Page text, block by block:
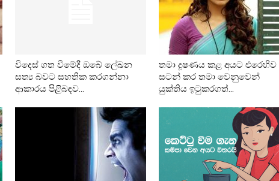
විදෙස් ගත වීමේදී ඔබේ ලේඛන
සත්‍ය බවට සහතික කරගන්නා
ආකාරය පිළිබඳව...
තමා දූෂණය කළ අයට එරෙහිව
සටන් කර තමා වෙනුවෙන්
යුක්තිය ඉටුකරගත්...